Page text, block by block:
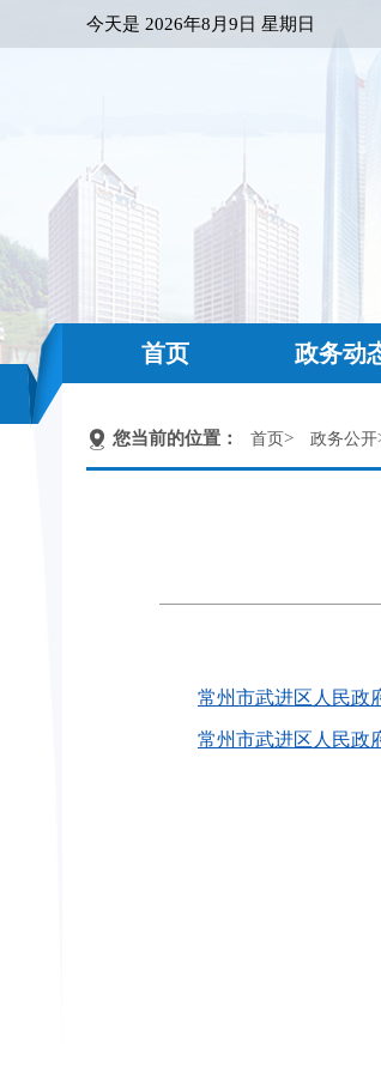
今天是 2026年8月9日 星期日
首页 政务动
您当前的位置： 首页> 政务公开
常州市武进区人民政
常州市武进区人民政